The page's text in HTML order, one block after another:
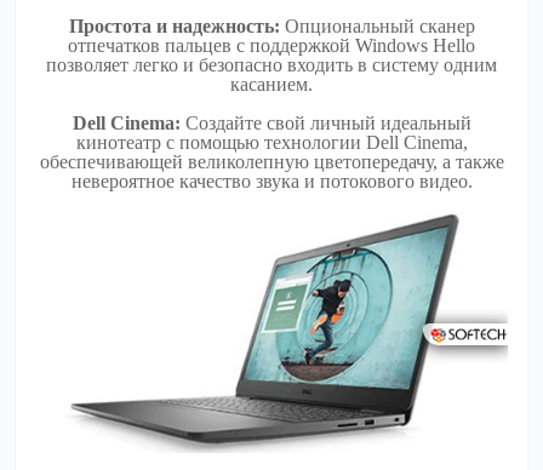
Простота и надежность: Опциональный сканер
отпечатков пальцев с поддержкой Windows Hello
позволяет легко и безопасно входить в систему одним
касанием.
Dell Cinema: Создайте свой личный идеальный
кинотеатр с помощью технологии Dell Cinema,
обеспечивающей великолепную цветопередачу, а также
невероятное качество звука и потокового видео.